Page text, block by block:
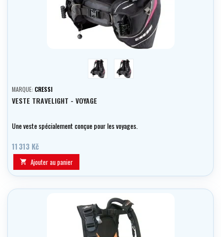
white růžová
MARQUE: CRESSI
VESTE TRAVELIGHT - VOYAGE
Une veste spécialement conçue pour les voyages.
11 313 Kč
 Ajouter au panier